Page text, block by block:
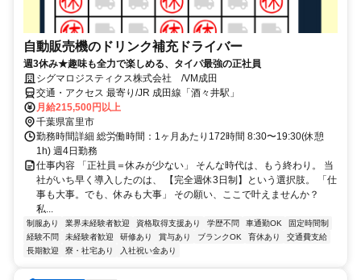
自動販売機のドリンク補充ドライバー
週3休み★趣味も全力で楽しめる、タイパ最強の正社員
シグマロジスティクス株式会社 /VM成田
交通・アクセス 最寄り/JR 成田線「酒々井駅」
月給215,500円以上
千葉県富里市
勤務時間詳細 総労働時間：1ヶ月あたり172時間 8:30〜19:30(休憩
1h) 週4日勤務
仕事内容 「正社員＝休みが少ない」 そんな時代は、もう終わり。 当
社がいち早く導入したのは、 【完全週休3日制】という選択肢。 「仕
事も大事。でも、休みも大事」 その願い、ここで叶えませんか？
私...
制服あり 業界未経験者歓迎 資格取得支援あり 学歴不問 車通勤OK
固定時間制
経験不問
未経験者歓迎 研修あり 賞与あり ブランクOK 育休あり
交通費支給
長期歓迎
寮・社宅あり 入社祝い金あり